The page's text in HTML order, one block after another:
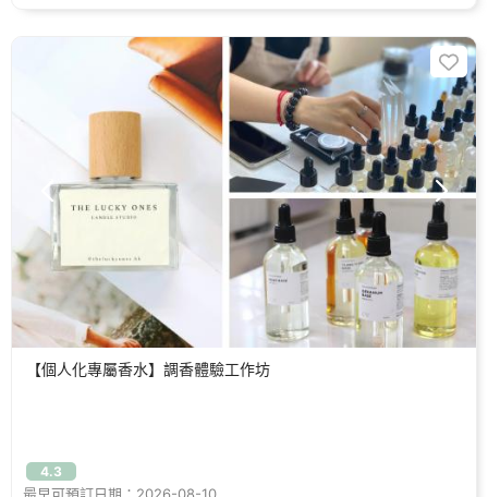
【個人化專屬香水】調香體驗工作坊
4.3
最早可預訂日期：2026-08-10